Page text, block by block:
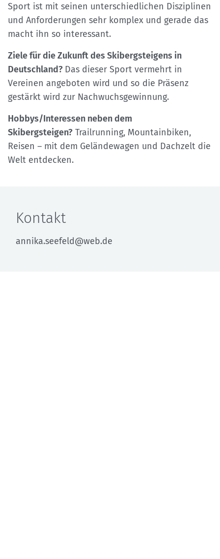
Sport ist mit seinen unterschiedlichen Disziplinen
und Anforderungen sehr komplex und gerade das
macht ihn so interessant.
Ziele für die Zukunft des Skibergsteigens in
Deutschland? Das dieser Sport vermehrt in
Vereinen angeboten wird und so die Präsenz
gestärkt wird zur Nachwuchsgewinnung.
Hobbys/Interessen neben dem
Skibergsteigen? Trailrunning, Mountainbiken,
Reisen – mit dem Geländewagen und Dachzelt die
Welt entdecken.
Kontakt
annika.seefeld@web.de